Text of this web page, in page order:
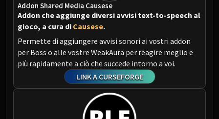
Addon Shared Media Causese
Addon che aggiunge diversi avvisi text-to-speech al
gioco, a cura di Causese.
Permette di aggiungere avvisi sonori ai vostri addon
per Boss o alle vostre WeakAura per reagire meglio e
più rapidamente a ciò che succede intorno a voi.
LINK A CURSEFORGE